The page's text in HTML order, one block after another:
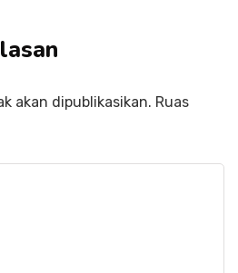
akan dipublikasikan. Ruas